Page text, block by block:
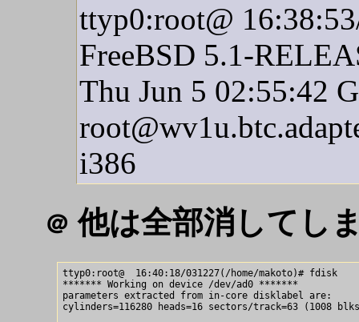
ttyp0:root@
FreeBSD 5.1-
Thu Jun 5 02:55:42
i386
＠ 他は全部消してし
ttyp0:root@  16:40:18/031227(/home/makoto)# fdisk
******* Working on device /dev/ad0 *******
parameters extracted from in-core disklabel are:
cylinders=116280 heads=16 sectors/track=63 (1008